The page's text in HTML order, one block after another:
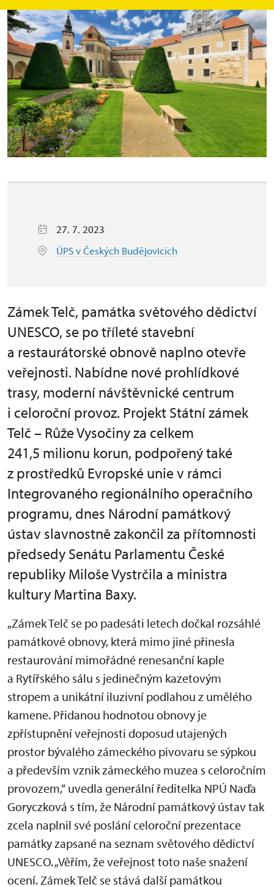
27. 7. 2023
ÚPS v Českých Budějovicích
Zámek Telč, památka světového dědictví
UNESCO, se po tříleté stavební
a restaurátorské obnově naplno otevře
veřejnosti. Nabídne nové prohlídkové
trasy, moderní návštěvnické centrum
i celoroční provoz. Projekt Státní zámek
Telč – Růže Vysočiny za celkem
241,5 milionu korun, podpořený také
z prostředků Evropské unie v rámci
Integrovaného regionálního operačního
programu, dnes Národní památkový
ústav slavnostně zakončil za přítomnosti
předsedy Senátu Parlamentu České
republiky Miloše Vystrčila a ministra
kultury Martina Baxy.
„Zámek Telč se po padesáti letech dočkal rozsáhlé
památkové obnovy, která mimo jiné přinesla
restaurování mimořádné renesanční kaple
a Rytířského sálu s jedinečným kazetovým
stropem a unikátní iluzivní podlahou z umělého
kamene. Přidanou hodnotou obnovy je
zpřístupnění veřejnosti doposud utajených
prostor bývalého zámeckého pivovaru se sýpkou
a především vznik zámeckého muzea s celoročním
provozem,“ uvedla generální ředitelka NPÚ Naďa
Goryczková s tím, že Národní památkový ústav tak
zcela naplnil své poslání celoroční prezentace
památky zapsané na seznam světového dědictví
UNESCO. „Věřím, že veřejnost toto naše snažení
ocení. Zámek Telč se stává další památkou